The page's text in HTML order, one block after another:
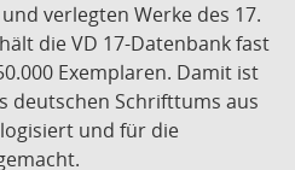
verlegten Werke des 17.
die VD 17-Datenbank fast
Exemplaren. Damit ist
deutschen Schrifttums aus
und für die